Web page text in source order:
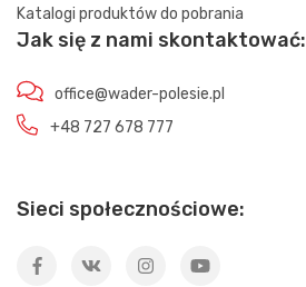
Katalogi produktów do pobrania
Jak się z nami skontaktować:
office@wader-polesie.pl
+48 727 678 777
Sieci społecznościowe: